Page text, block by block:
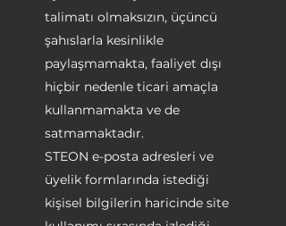
talimatı olmaksızın, üçüncü
şahıslarla kesinlikle
paylaşmamakta, faaliyet dışı
hiçbir nedenle ticari amaçla
kullanmamakta ve de
satmamaktadır.
STEON e-posta adresleri ve
üyelik formlarında istediği
kişisel bilgilerin haricinde site